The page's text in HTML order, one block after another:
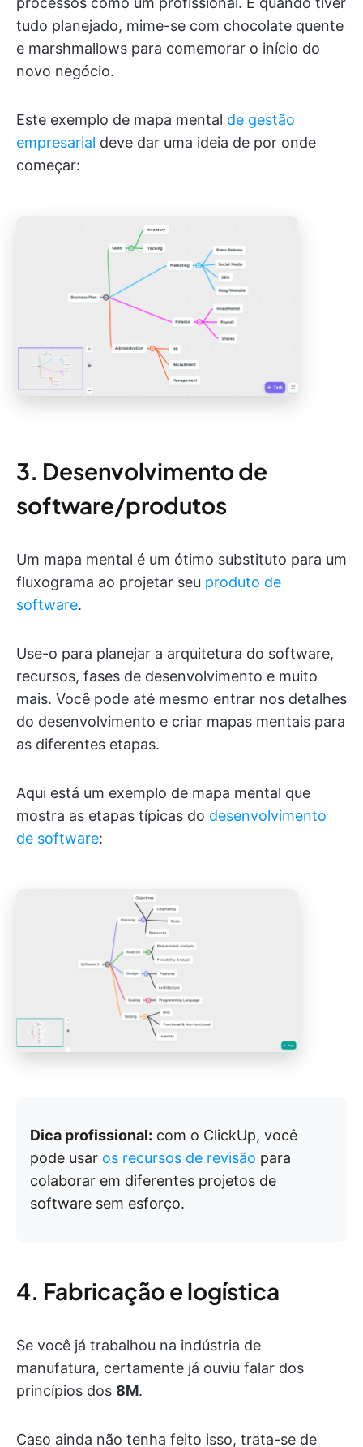
tudo planejado, mime-se com chocolate quente
e marshmallows para comemorar o início do
novo negócio.
Este exemplo de mapa mental de gestão
empresarial deve dar uma ideia de por onde
começar:
3. Desenvolvimento de
software/produtos
Um mapa mental é um ótimo substituto para um
fluxograma ao projetar seu produto de
software.
Use-o para planejar a arquitetura do software,
recursos, fases de desenvolvimento e muito
mais. Você pode até mesmo entrar nos detalhes
do desenvolvimento e criar mapas mentais para
as diferentes etapas.
Aqui está um exemplo de mapa mental que
mostra as etapas típicas do desenvolvimento
de software:
Dica profissional: com o ClickUp, você
pode usar os recursos de revisão para
colaborar em diferentes projetos de
software sem esforço.
4. Fabricação e logística
Se você já trabalhou na indústria de
manufatura, certamente já ouviu falar dos
princípios dos 8M.
Caso ainda não tenha feito isso, trata-se de